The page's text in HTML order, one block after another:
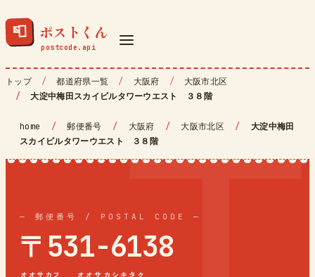
📮 ポストくん
トップ 都道府県一覧 大阪府
大阪市北区
大淀中梅田スカイビルタワーウエスト ３８階
home / 郵便番号 / 大阪府 / 大阪市北区 /
大淀中梅田
スカイビルタワーウエスト ３８階
— 郵便番号 / POSTAL CODE —
〒531-6138
オオサカフ オオサカシキタク